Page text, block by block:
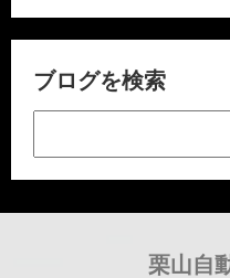
ブログを検索
栗山自